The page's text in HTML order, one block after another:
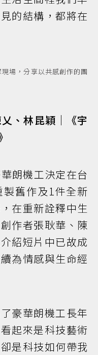
的結構，都將在
場，分享以共感創作的團
、林昆穎｜《宇
朗機工決定在台
舊作及1件全新
在重新詮釋中生
作者張耿華、陳
紹短片中已故成
為情感與生命經
豪華朗機工長年
起來是科技藝術
是科技如何帶我